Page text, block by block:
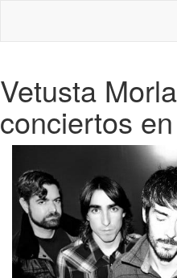
Vetusta
conciertos